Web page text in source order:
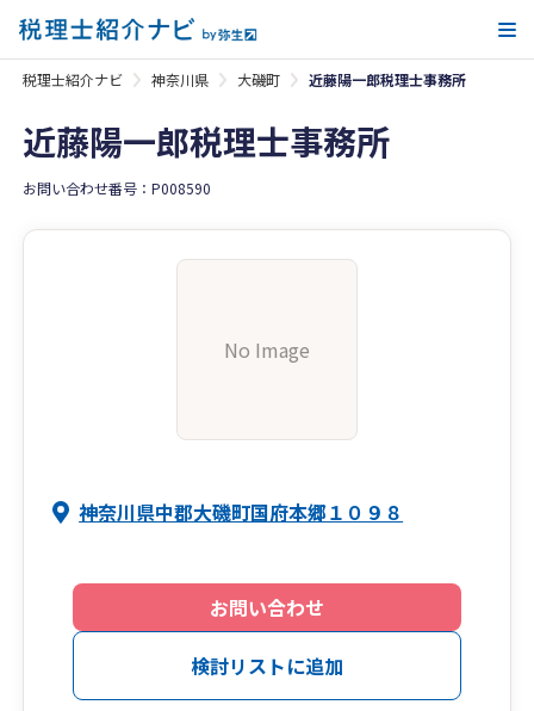
税理士紹介ナビ 神奈川県 大磯町 近藤陽一郎税理士事務所
近藤陽一郎税理士事務所
お問い合わせ番号：P008590
No Image
神奈川県中郡大磯町国府本郷１０９８
お問い合わせ
検討リストに追加